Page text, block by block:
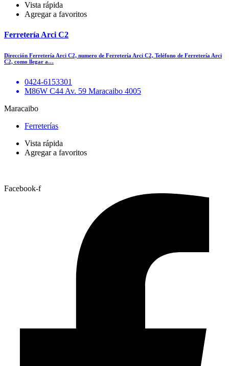
Vista rápida
Agregar a favoritos
Ferretería Arci C2
Dirección Ferretería Arci C2, numero de Ferretería Arci C2, Teléfono de Ferretería Arci
C2, como llegar a…
0424-6153301
M86W C44 Av. 59 Maracaibo 4005
Maracaibo
Ferreterías
Vista rápida
Agregar a favoritos
Facebook-f